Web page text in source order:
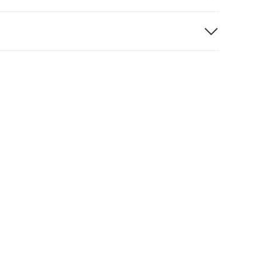
in den Bezirksvertretungen beraten. Wenn
nach dort notwendig sind. Zusätzlich können Sie
oder ablehnend bewerten oder